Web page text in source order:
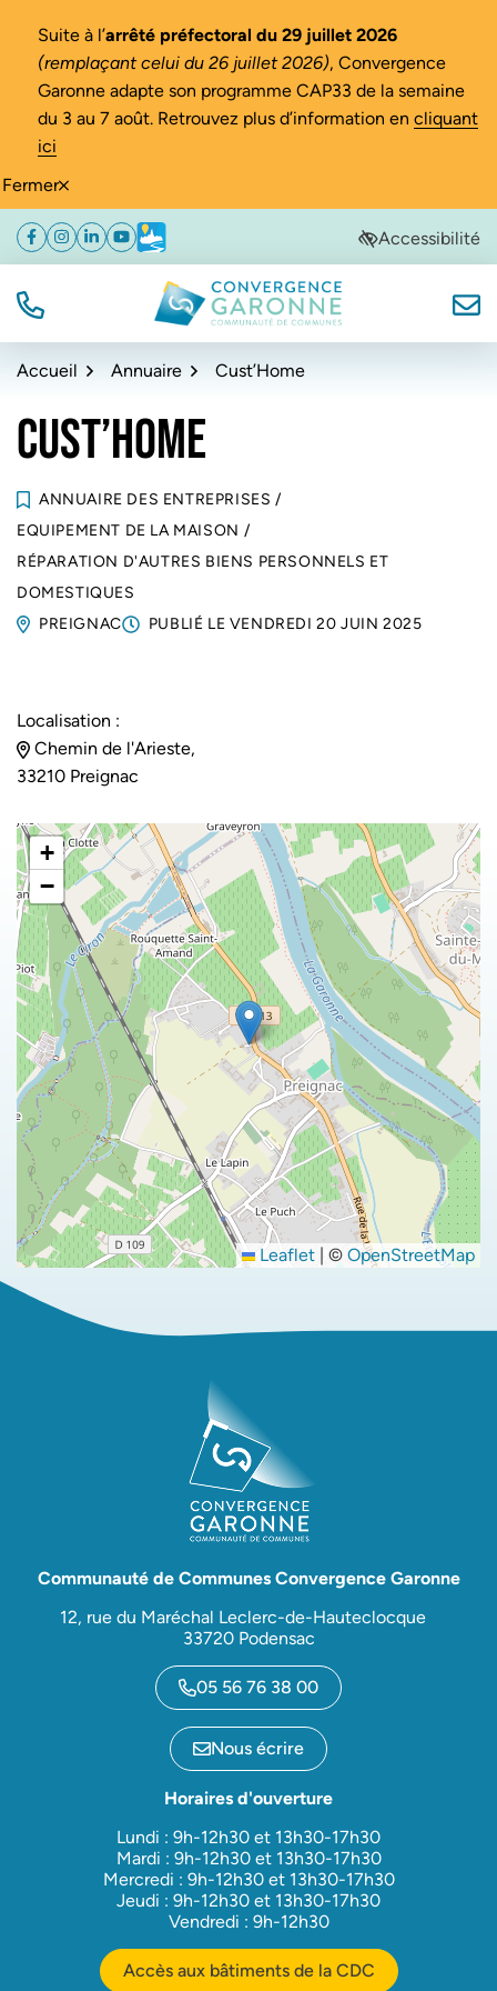
Fermer
Suite à l’arrêté préfectoral du 29 juillet 2026
(remplaçant celui du 26 juillet 2026), Convergence
Garonne adapte son programme CAP33 de la semaine
du 3 au 7 août. Retrouvez plus d’information en cliquant
ici
Aller
navigation
Aller
au
Aller
au
de
Facebook
(ouverture dans un nouvel onglet)
Instagram
(ouverture dans un nouvel onglet)
Linkedin
(ouverture dans un nouvel onglet)
YouTube
(ouverture dans un nouvel onglet)
Météo
(ouverture dans un nouvel onglet)Accessibilité
TÉL. Convergence Garonne
Accueil Annuaire Cust’Home
CUST’HOME
ANNUAIRE DES ENTREPRISES /
EQUIPEMENT DE LA MAISON /
RÉPARATION D'AUTRES BIENS PERSONNELS ET
DOMESTIQUES
PREIGNAC
PUBLIÉ LE VENDREDI 20 JUIN 2025
Localisation :
Chemin de l'Arieste,
33210 Preignac
+
−
Leaflet | © OpenStreetMap
Communauté de Communes Convergence Garonne
12, rue du Maréchal Leclerc-de-Hauteclocque
33720 Podensac
05 56 76 38 00
Nous écrire
Horaires d'ouverture
Lundi : 9h-12h30 et 13h30-17h30
Mardi : 9h-12h30 et 13h30-17h30
Mercredi : 9h-12h30 et 13h30-17h30
Jeudi : 9h-12h30 et 13h30-17h30
Vendredi : 9h-12h30
Accès aux bâtiments de la CDC